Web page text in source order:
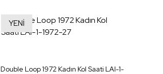
YENİ
Double Loop 1972 Kadın Kol Saati LAI-1-